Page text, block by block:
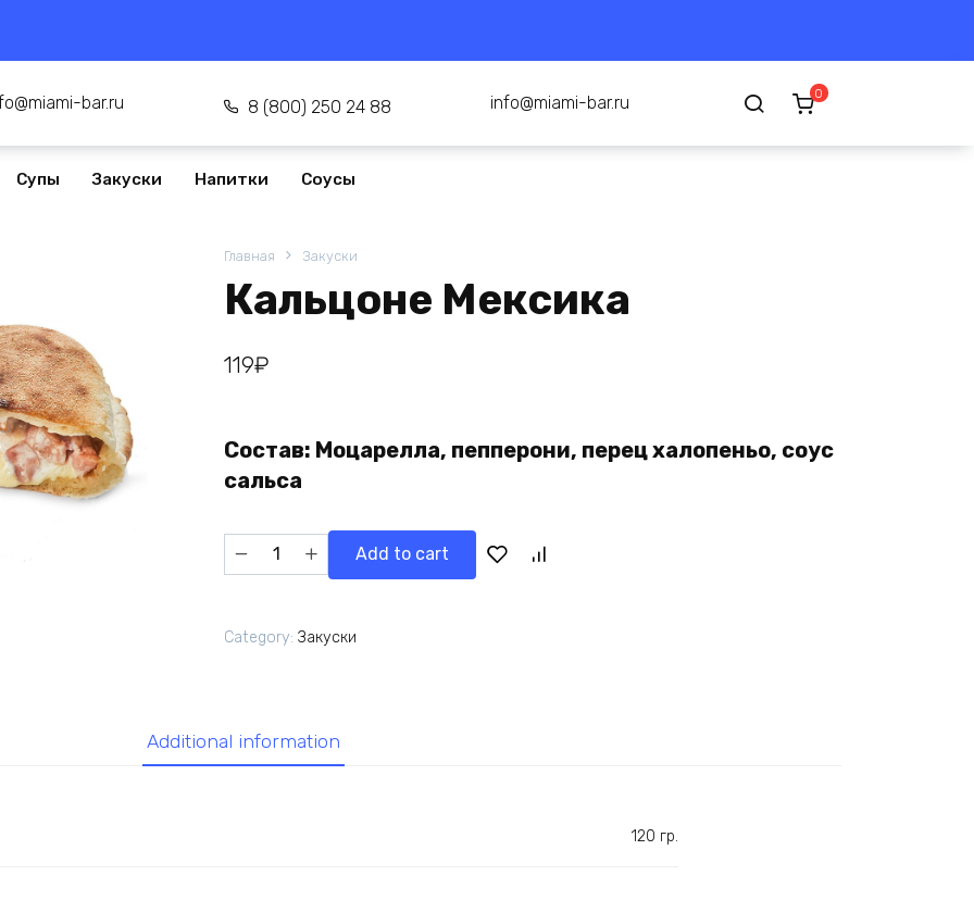
bar.ru 8 (800) 250 24 88 info@miami-bar.ru 0
Супы Закуски Напитки Соусы
Главная Закуски
Кальцоне Мексика
119₽
Состав: Моцарелла, пепперони, перец халопеньо, соус
сальса
Кальцоне
Мексика
Add to cart
Category: Закуски
Additional information
120 гр.